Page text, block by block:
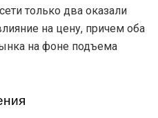
только два оказали
на цену, причем оба
на фоне подъема